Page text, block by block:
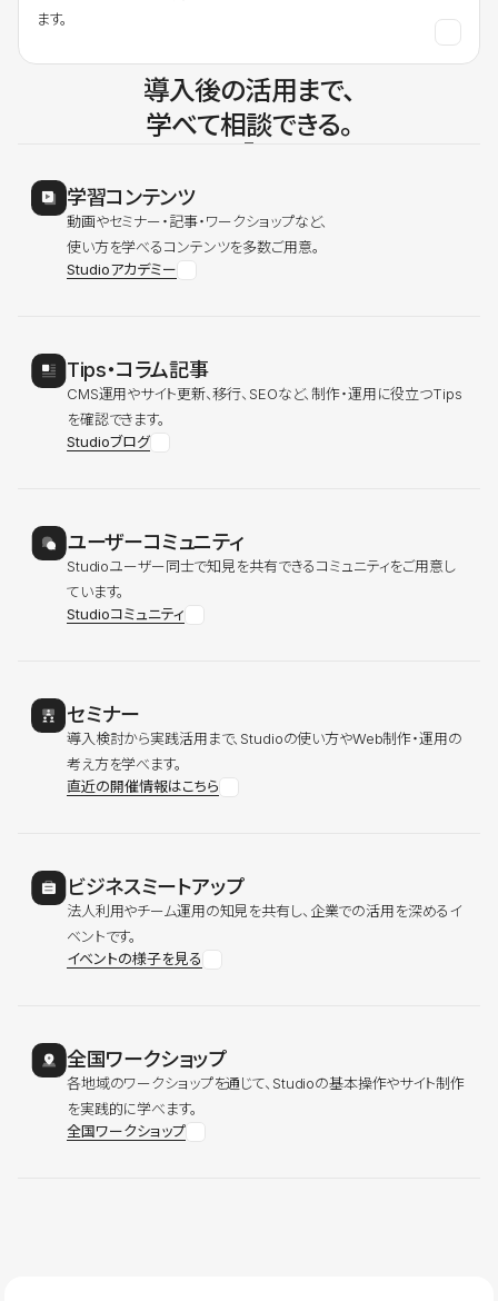
ます。
導入後の活用まで、
学べて相談できる。
学習コンテンツ
動画やセミナー・記事・ワークショップなど、
使い方を学べるコンテンツを多数ご用意。
Studioアカデミー
Tips・コラム記事
CMS運用やサイト更新、移行、SEOなど、制作・運用に役立つTips
を確認できます。
Studioブログ
ユーザーコミュニティ
Studioユーザー同士で知見を共有できるコミュニティをご用意し
ています。
Studioコミュニティ
セミナー
導入検討から実践活用まで、Studioの使い方やWeb制作・運用の
考え方を学べます。
直近の開催情報はこちら
ビジネスミートアップ
法人利用やチーム運用の知見を共有し、企業での活用を深めるイ
ベントです。
イベントの様子を見る
全国ワークショップ
各地域のワークショップを通じて、Studioの基本操作やサイト制作
を実践的に学べます。
全国ワークショップ